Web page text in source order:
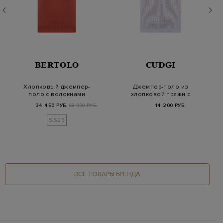
BERTOLO
Хлопковый джемпер-
поло с волокнами
34 450 РУБ. 68 900 РУБ.
SS25
CUDGI
Джемпер-поло из
хлопковой пряжи с
14 200 РУБ.
ВСЕ ТОВАРЫ БРЕНДА